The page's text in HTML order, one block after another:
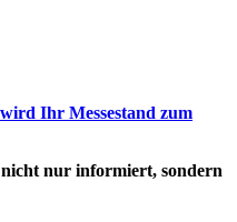
Ihr Messestand zum
nur informiert, sondern